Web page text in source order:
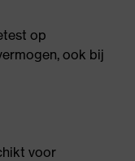
op
ook bij
voor